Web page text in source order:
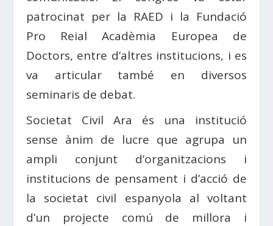
patrocinat per la RAED i la Fundació
Pro Reial Acadèmia Europea de
Doctors, entre d’altres institucions, i es
va articular també en diversos
seminaris de debat.
Societat Civil Ara és una institució
sense ànim de lucre que agrupa un
ampli conjunt d’organitzacions i
institucions de pensament i d’acció de
la societat civil espanyola al voltant
d’un projecte comú de millora i